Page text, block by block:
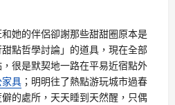
她的伴侶卻謝那些甜甜圈原本是
點哲學討論」的道具，現在全部
很是默契地一路在平易近宿點外
具 ；明明往了熱點游玩城市過春
的處所，天天睡到天然醒，只偶